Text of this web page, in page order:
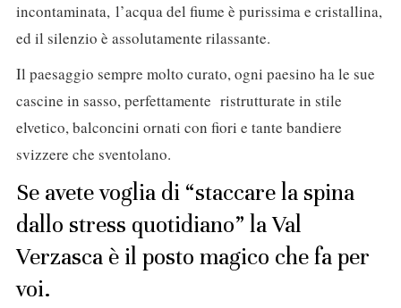
incontaminata, l’acqua del fiume è purissima e cristallina,
ed il silenzio è assolutamente rilassante.
Il paesaggio sempre molto curato, ogni paesino ha le sue
cascine in sasso, perfettamente ristrutturate in stile
elvetico, balconcini ornati con fiori e tante bandiere
svizzere che sventolano.
Se avete voglia di “staccare la spina
dallo stress quotidiano” la Val
Verzasca è il posto magico che fa per
voi.